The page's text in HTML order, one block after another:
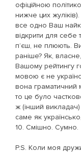
офіційною
нижче цих
все одно Ваш
відкрити для себе
п’єш, не плюють.
раніше? Як,
Вашому рейтингу
мовою є не
вона граматичний
то це було
ж (інший
саме як
10. Смішно. Сумно.
P.S. Коли моя